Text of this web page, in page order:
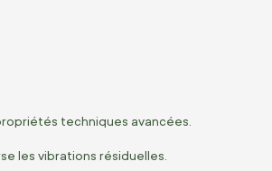
techniques avancées.
les vibrations résiduelles.